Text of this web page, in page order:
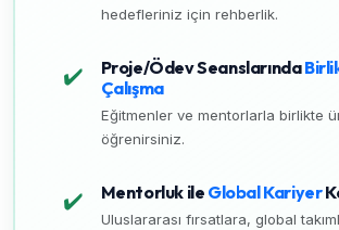
hedefleriniz için rehberlik.
✔️ Proje/Ödev Seanslarında
Çalışma
Eğitmenler ve mentorlarla birlikte
öğrenirsiniz.
✔️ Mentorluk ile Global Kariyer
Uluslararası fırsatlara, global